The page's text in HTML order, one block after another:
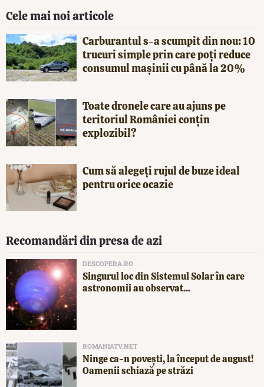
Cele mai noi articole
Carburantul s-a scumpit din nou: 10
trucuri simple prin care poți reduce
consumul mașinii cu până la 20%
Toate dronele care au ajuns pe
teritoriul României conțin
explozibil?
Cum să alegeți rujul de buze ideal
pentru orice ocazie
Recomandări din presa de azi
DESCOPERA.RO
Singurul loc din Sistemul Solar în care
astronomii au observat...
ROMANIATV.NET
Ninge ca-n povești, la început de august!
Oamenii schiază pe străzi